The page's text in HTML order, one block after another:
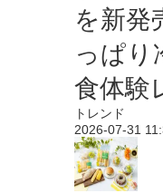
を新発
っぱり
食体験
トレンド
2026-07-31